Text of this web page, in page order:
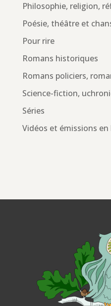
Philosophie, religion,
Poésie, théâtre et
Pour rire
Romans historiques
Romans policiers,
Science-fiction,
Séries
Vidéos et émissions en